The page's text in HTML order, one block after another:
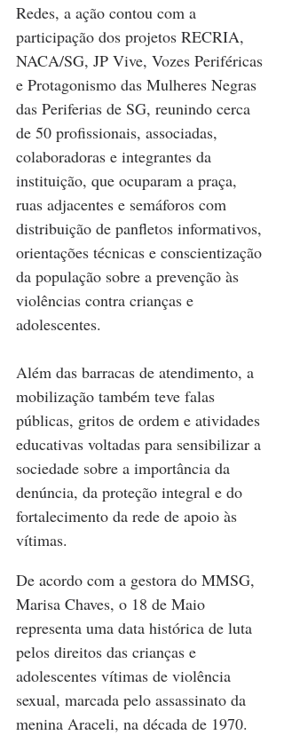
Redes, a ação contou com a
participação dos projetos RECRIA,
NACA/SG, JP Vive, Vozes Periféricas
e Protagonismo das Mulheres Negras
das Periferias de SG, reunindo cerca
de 50 profissionais, associadas,
colaboradoras e integrantes da
instituição, que ocuparam a praça,
ruas adjacentes e semáforos com
distribuição de panfletos informativos,
orientações técnicas e conscientização
da população sobre a prevenção às
violências contra crianças e
adolescentes.
Além das barracas de atendimento, a
mobilização também teve falas
públicas, gritos de ordem e atividades
educativas voltadas para sensibilizar a
sociedade sobre a importância da
denúncia, da proteção integral e do
fortalecimento da rede de apoio às
vítimas.
De acordo com a gestora do MMSG,
Marisa Chaves, o 18 de Maio
representa uma data histórica de luta
pelos direitos das crianças e
adolescentes vítimas de violência
sexual, marcada pelo assassinato da
menina Araceli, na década de 1970.